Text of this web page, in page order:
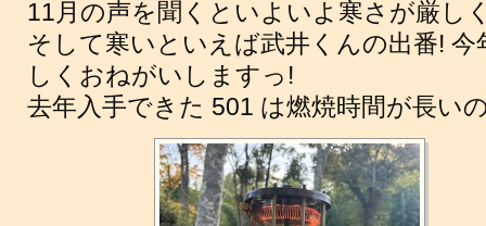
11月の声を聞くといよいよ寒さが厳し
そして寒いといえば武井くんの出番!
しくおねがいしますっ!
去年入手できた 501 は燃焼時間が長い